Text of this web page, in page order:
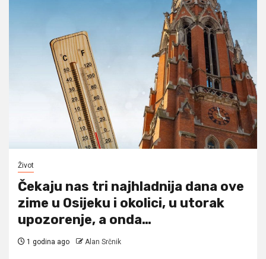
Život
Čekaju nas tri najhladnija dana ove
zime u Osijeku i okolici, u utorak
upozorenje, a onda…
1 godina ago Alan Srčnik